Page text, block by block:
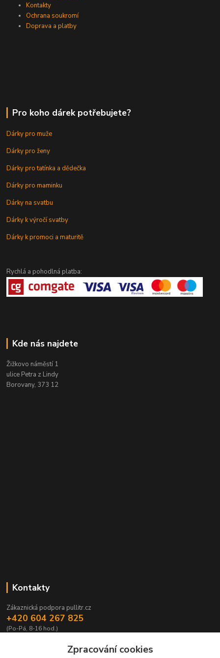
Kontakty
Ochrana soukromí
Doprava a platby
Pro koho dárek potřebujete?
Dárky pro muže
Dárky pro ženy
Dárky pro tatínka a dědečka
Dárky pro maminku
Dárky na svatbu
Dárky k výročí svatby
Dárky k promoci a maturitě
Rychlá a pohodlná platba:
Kde nás najdete
Žižkovo náměstí 1
ulice Petra z Lindy
Borovany, 373 12
Kontakty
Zákaznická podpora pullitr.cz
+420 604 267 825
(Po-Pá, 8-16 hod.)
Zpracování cookies